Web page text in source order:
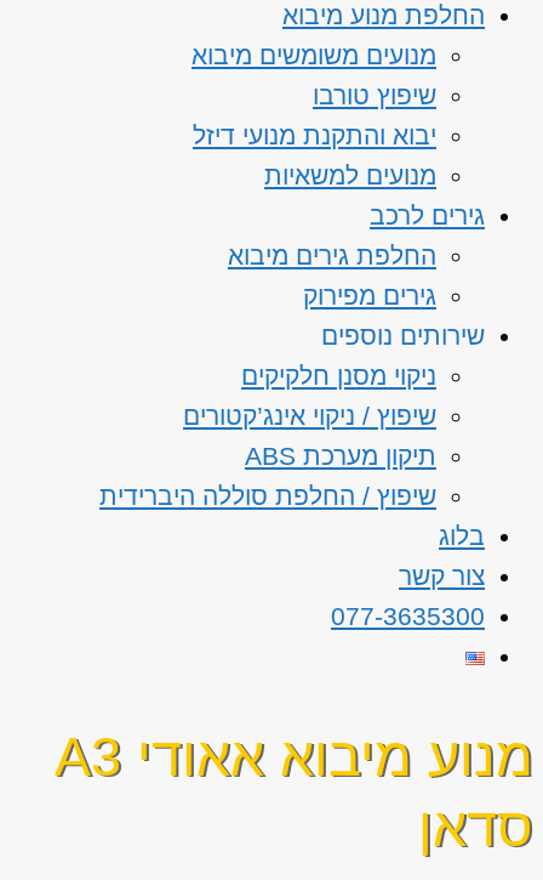
החלפת מנוע מיבוא
מנועים משומשים מיבוא
שיפוץ טורבו
יבוא והתקנת מנועי דיזל
מנועים למשאיות
גירים לרכב
החלפת גירים מיבוא
גירים מפירוק
שירותים נוספים
ניקוי מסנן חלקיקים
שיפוץ / ניקוי אינג’קטורים
תיקון מערכת ABS
שיפוץ / החלפת סוללה היברידית
בלוג
צור קשר
077-3635300
מנוע מיבוא אאודי A3
סדאן